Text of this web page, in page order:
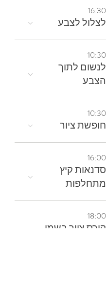
16:30
לצלול‭ ‬לצבע‭
10:30
‬הצבע
10:30
חופשת ציור
16:00
סדנאות קיץ
מתחלפות
18:00
קורס ציור בשמן